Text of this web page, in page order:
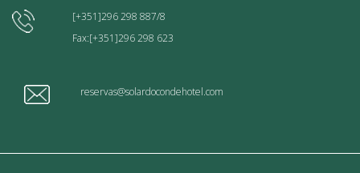
[+351]296 298 887/8
Fax:[+351]296 298 623
reservas@solardocondehotel.com